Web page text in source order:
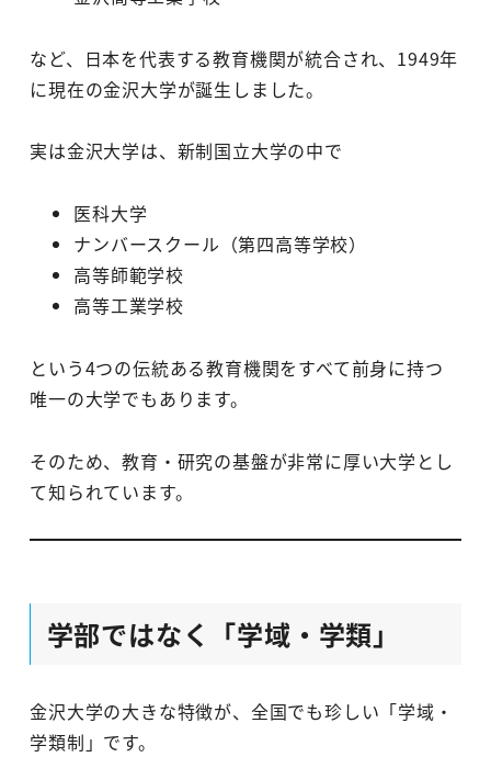
など、日本を代表する教育機関が統合され、1949年
に現在の金沢大学が誕生しました。
実は金沢大学は、新制国立大学の中で
医科大学
ナンバースクール（第四高等学校）
高等師範学校
高等工業学校
という4つの伝統ある教育機関をすべて前身に持つ
唯一の大学でもあります。
そのため、教育・研究の基盤が非常に厚い大学とし
て知られています。
学部ではなく「学域・学類」
金沢大学の大きな特徴が、全国でも珍しい「学域・
学類制」です。